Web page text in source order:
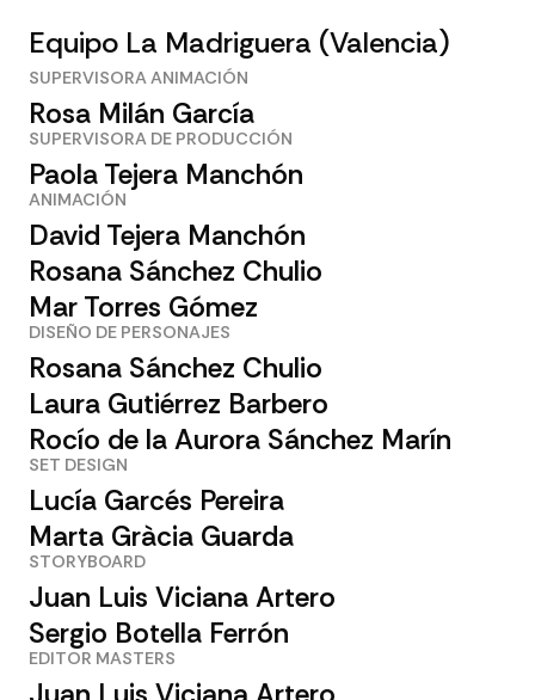
Equipo La Madriguera (Valencia)
SUPERVISORA ANIMACIÓN
Rosa Milán García
SUPERVISORA DE PRODUCCIÓN
Paola Tejera Manchón
ANIMACIÓN
David Tejera Manchón
Rosana Sánchez Chulio
Mar Torres Gómez
DISEÑO DE PERSONAJES
Rosana Sánchez Chulio
Laura Gutiérrez Barbero
Rocío de la Aurora Sánchez Marín
SET DESIGN
Lucía Garcés Pereira
Marta Gràcia Guarda
STORYBOARD
Juan Luis Viciana Artero
Sergio Botella Ferrón
EDITOR MASTERS